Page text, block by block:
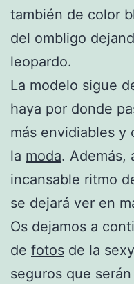
también de color
del ombligo
leopardo.
La modelo sigue
haya por donde
más envidiables y
la moda. Además,
incansable ritmo
se dejará ver en
Os dejamos a
de fotos de la
seguros que